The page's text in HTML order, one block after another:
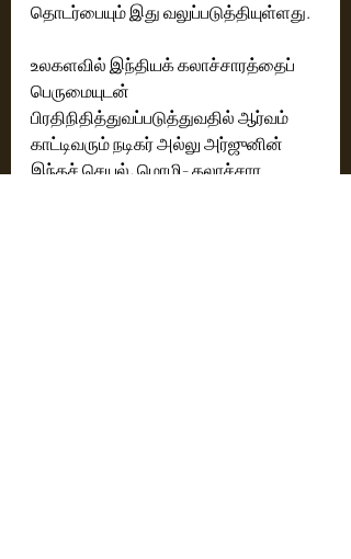
தொடர்பையும் இது வலுப்படுத்தியுள்ளது.
உலகளவில் இந்தியக் கலாச்சாரத்தைப்
பெருமையுடன்
பிரதிநிதித்துவப்படுத்துவதில் ஆர்வம்
காட்டிவரும் நடிகர் அல்லு அர்ஜுனின்
இந்தச் செயல், மொழி- கலாச்சார